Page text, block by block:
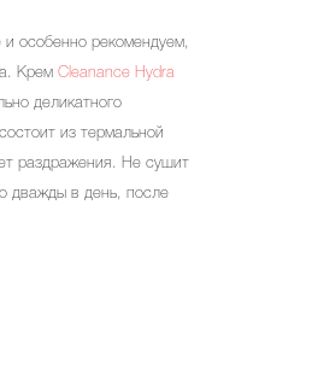
особенно рекомендуем,
Крем Cleanance Hydra
деликатного
из термальной
раздражения. Не сушит
дважды в день, после